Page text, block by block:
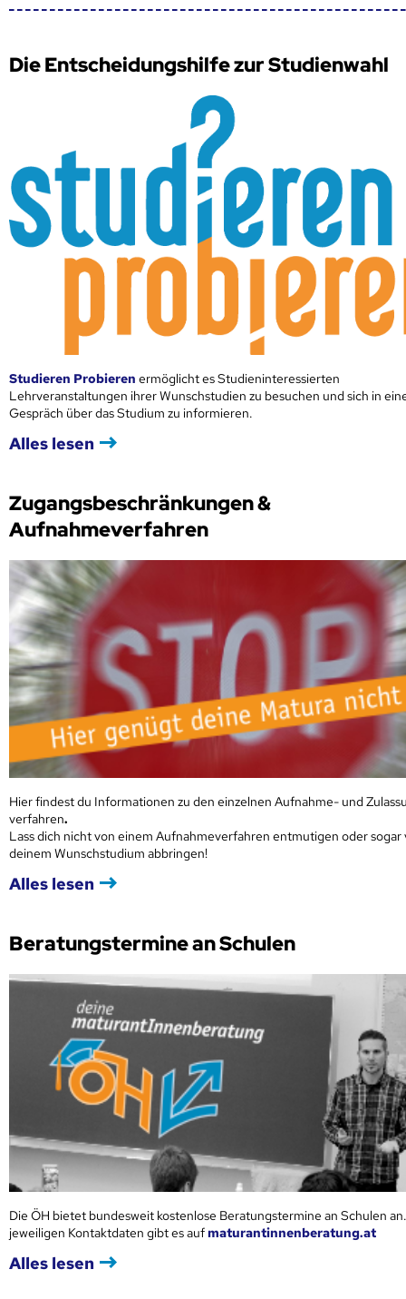
Die Entscheidungshilfe zur Studienwahl
Studieren Probieren ermöglicht es Studieninteressierten
Lehrveranstaltungen ihrer Wunschstudien zu besuchen und sich in
Gespräch über das Studium zu informieren.
Alles lesen
Zugangsbeschränkungen &
Aufnahmeverfahren
Hier findest du Informationen zu den einzelnen Aufnahme- und
verfahren.
Lass dich nicht von einem Aufnahmeverfahren entmutigen oder sogar
deinem Wunschstudium abbringen!
Alles lesen
Beratungstermine an Schulen
Die ÖH bietet bundesweit kostenlose Beratungstermine an Schulen
jeweiligen Kontaktdaten gibt es aufmaturantinnenberatung.at
Alles lesen